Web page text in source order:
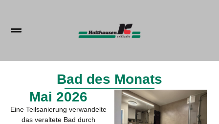
Bad des Monats
Mai 2026
Eine Teilsanierung verwandelte
das veraltete Bad durch